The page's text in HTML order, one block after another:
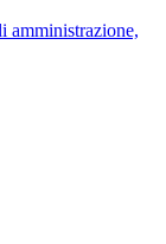
amministrazione,